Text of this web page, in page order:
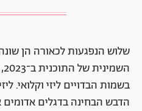
שלוש הנפגעות לכאורה הן
בשמות הבדויים ליזי וקלואי.
הדבש הבחינה בדגלים אדומים